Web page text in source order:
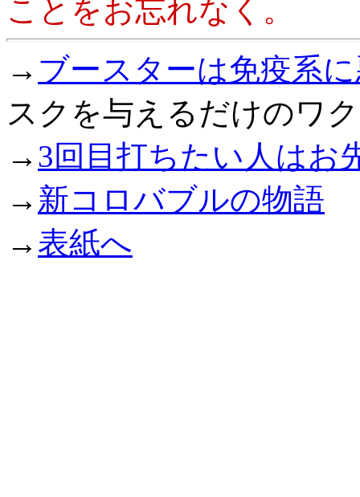
ことをお忘れなく。
→ ブースターは免疫系
スクを与えるだけのワ
→ 3回目打ちたい人はお
→ 新コロバブルの物語
→ 表紙へ